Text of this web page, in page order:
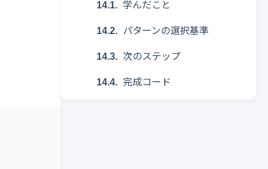
学んだこと
パターンの選択基準
次のステップ
完成コード